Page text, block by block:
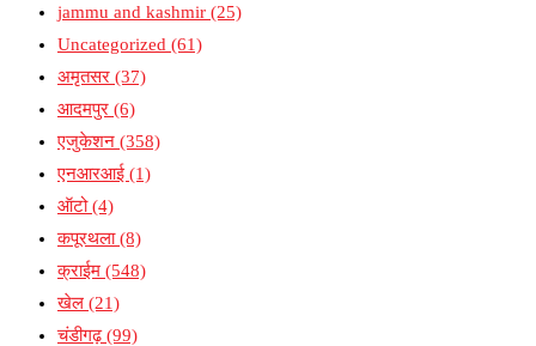
jammu and kashmir (25)
Uncategorized (61)
अमृतसर (37)
आदमपुर (6)
एजुकेशन (358)
एनआरआई (1)
ऑटो(4)
कपूरथला(8)
क्राईम (548)
खेल (21)
चंडीगढ़(99)